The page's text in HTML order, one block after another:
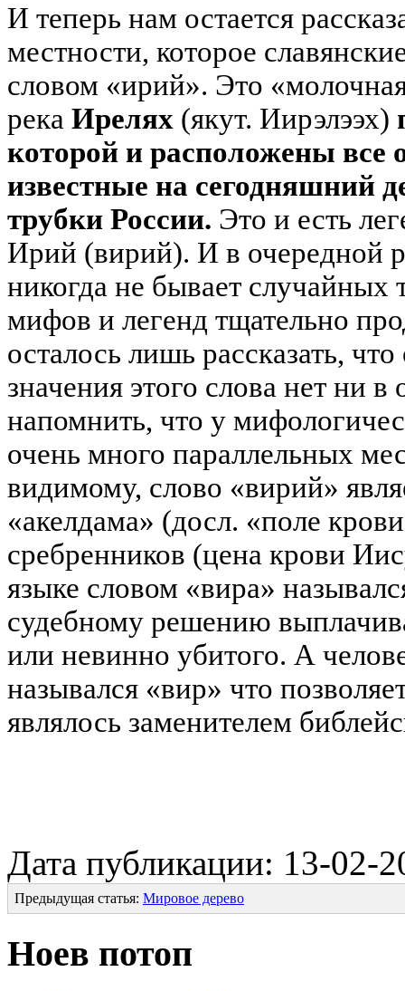
И теперь нам остается
местности, которое
словом «ирий». Это
река Ирелях (якут. Иирэлээх)
которой и расположены все
известные на сегодняшний
трубки России. Это и есть
Ирий (вирий). И в очередной
никогда не бывает
мифов и легенд тщательно
осталось лишь рассказать,
значения этого слова нет ни
напомнить, что у
очень много параллельных
видимому, слово «вирий»
«акелдама» (досл. «поле
сребренников (цена крови
языке словом «вира»
судебному решению
или невинно убитого. А
назывался «вир» что
являлось заменителем
Дата публикации: 13-02-
Предыдущая статья: Мировое дерево
Ноев потоп